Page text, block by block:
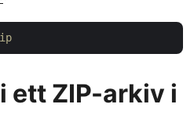
ett ZIP-arkiv i